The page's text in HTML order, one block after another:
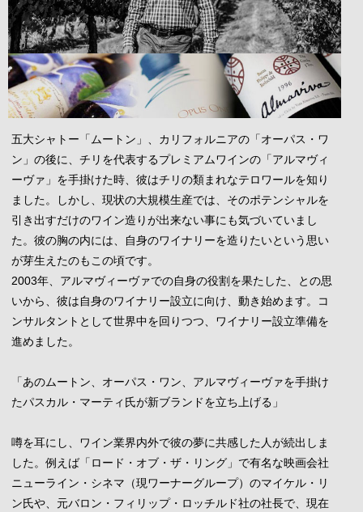
五大シャトー「ムートン」、カリフォルニアの「オーパス・ワ
ン」の後に、チリを代表するプレミアムワインの「アルマヴィ
ーヴァ」を手掛けた時、彼はチリの類まれなテロワールを知り
ました。しかし、現状の大規模生産では、そのポテンシャルを
引き出すだけのワイン造りが出来ない事にも気づいていまし
た。彼の胸の内には、自身のワイナリーを造りたいという思い
が芽生えたのもこの頃です。
2003年、アルマヴィーヴァでの自身の役割を果たした、との思
いから、彼は自身のワイナリー設立に向け、動き始めます。コ
ンサルタントとして世界中を回りつつ、ワイナリー設立準備を
進めました。
「あのムートン、オーパス・ワン、アルマヴィーヴァを手掛け
たパスカル・マーティ氏が新ブランドを立ち上げる」
噂を耳にし、ワイン業界内外で彼の夢に共感した人が続出しま
した。例えば「ロード・オブ・ザ・リング」で有名な映画会社
ニューライン・シネマ（現ワーナーグループ）のマイケル・リ
ン氏や、元バロン・フィリップ・ロッチルド社の社長で、現在